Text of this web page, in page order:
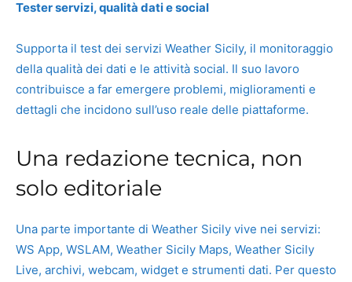
Tester servizi, qualità dati e social
Supporta il test dei servizi Weather Sicily, il monitoraggio
della qualità dei dati e le attività social. Il suo lavoro
contribuisce a far emergere problemi, miglioramenti e
dettagli che incidono sull’uso reale delle piattaforme.
Una redazione tecnica, non
solo editoriale
Una parte importante di Weather Sicily vive nei servizi:
WS App, WSLAM, Weather Sicily Maps, Weather Sicily
Live, archivi, webcam, widget e strumenti dati. Per questo